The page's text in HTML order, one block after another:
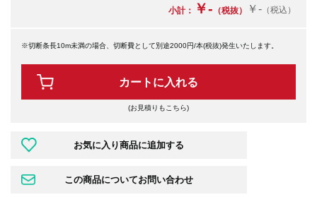
小計： ￥- （税抜） ￥- （税込）
※切断条長10m未満の場合、切断費として別途2000円/本(税抜)発生いたします。
カートに入れる
(お見積りもこちら)